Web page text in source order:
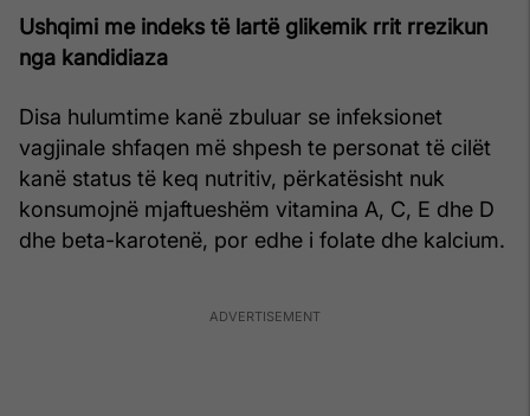
Ushqimi me indeks të lartë glikemik rrit rrezikun
nga kandidiaza
Disa hulumtime kanë zbuluar se infeksionet
vagjinale shfaqen më shpesh te personat të cilët
kanë status të keq nutritiv, përkatësisht nuk
konsumojnë mjaftueshëm vitamina A, C, E dhe D
dhe beta-karotenë, por edhe i folate dhe kalcium.